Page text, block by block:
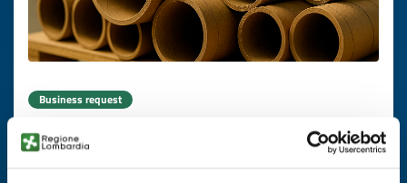
Business request
Macchina per tubi spiralati
ID: BRFR20250804007